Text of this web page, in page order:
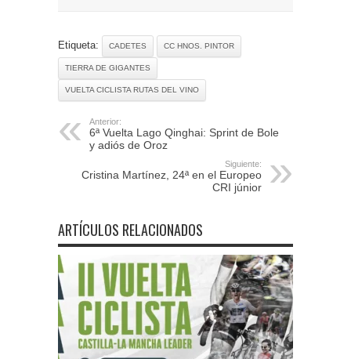
Etiqueta: CADETES CC HNOS. PINTOR
TIERRA DE GIGANTES
VUELTA CICLISTA RUTAS DEL VINO
Anterior:
6ª Vuelta Lago Qinghai: Sprint de Bole
y adiós de Oroz
Siguiente:
Cristina Martínez, 24ª en el Europeo
CRI júnior
ARTÍCULOS RELACIONADOS